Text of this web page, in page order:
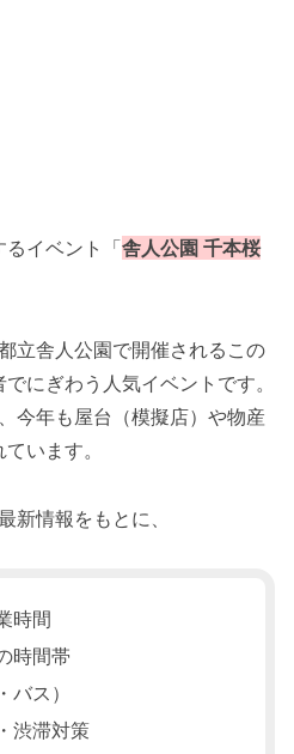
イベント「舎人公園 千本桜
立舎人公園で開催されるこの
にぎわう人気イベントです。
今年も屋台（模擬店）や物産
います。
新情報をもとに、
時間
時間帯
ス）
渋滞対策